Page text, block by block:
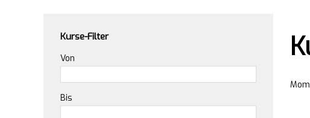
Kurse-Filter
Von
Bis